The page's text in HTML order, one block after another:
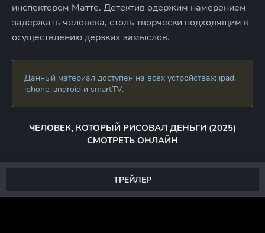
инспектором Матте. Детектив одержим намерением
задержать человека, столь творчески подходящим к
осуществлению дерзких замыслов.
Данный материал доступен на всех устройствах: ipad,
iphone, android и smartTV.
ЧЕЛОВЕК, КОТОРЫЙ РИСОВАЛ ДЕНЬГИ (2025)
СМОТРЕТЬ ОНЛАЙН
ТРЕЙЛЕР